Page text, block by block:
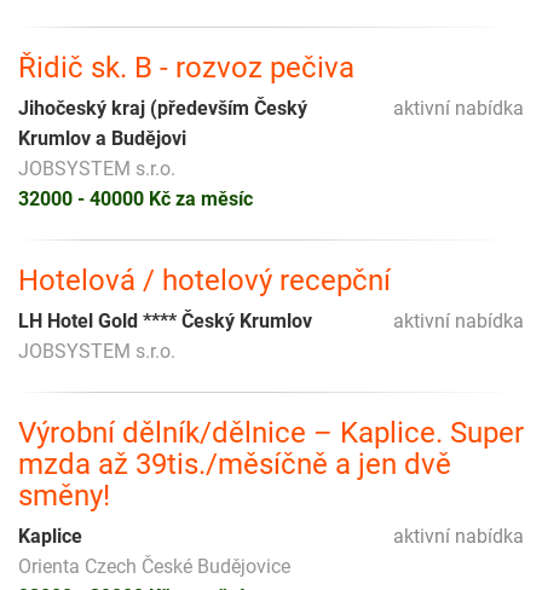
Řidič sk. B - rozvoz pečiva
aktivní nabídka
Jihočeský kraj (především Český
Krumlov a Budějovi
JOBSYSTEM s.r.o.
32000 - 40000 Kč za měsíc
Hotelová / hotelový recepční
aktivní nabídka
LH Hotel Gold **** Český Krumlov
JOBSYSTEM s.r.o.
Výrobní dělník/dělnice – Kaplice. Super
mzda až 39tis./měsíčně a jen dvě
směny!
aktivní nabídka
Kaplice
Orienta Czech České Budějovice